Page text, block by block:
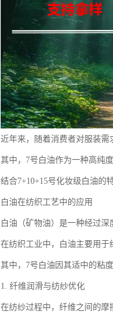
近年来，随着消费者对服装需
其中，7号白油作为一种高纯
结合7+10+15号化妆级白油的
白油在纺织工艺中的应用
白油（矿物油）是一种经过深
在纺织工业中，白油主要用于
其中，7号白油因其适中的粘
1. 纤维润滑与纺纱优化
在纺纱过程中，纤维之间的摩